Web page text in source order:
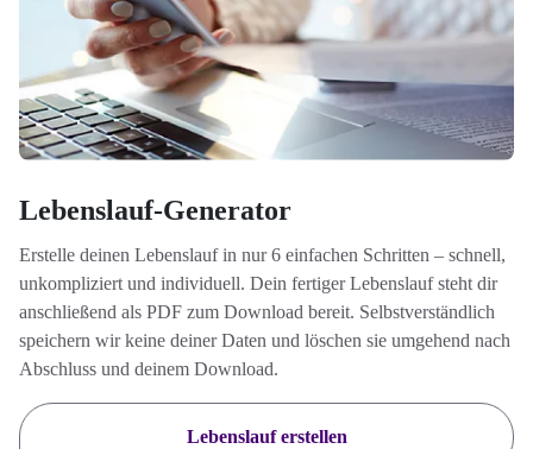
Lebenslauf-Generator
Erstelle deinen Lebenslauf in nur 6 einfachen Schritten – schnell,
unkompliziert und individuell. Dein fertiger Lebenslauf steht dir
anschließend als PDF zum Download bereit. Selbstverständlich
speichern wir keine deiner Daten und löschen sie umgehend nach
Abschluss und deinem Download.
Lebenslauf erstellen